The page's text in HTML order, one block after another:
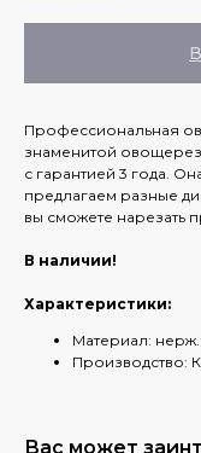
Профессиональная
знаменитой
с гарантией 3 года.
предлагаем разные
вы сможете нарезать
В наличии!
Характеристики:
Материал: нерж.
Производство:
Вас может